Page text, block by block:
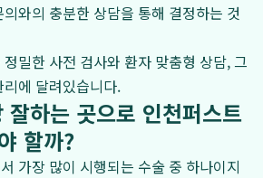
와의 충분한 상담을 통해 결정하는 것
밀한 사전 검사와 환자 맞춤형 상담, 그
에 달려있습니다.
잘하는 곳으로 인천퍼스트
할까?
가장 많이 시행되는 수술 중 하나이지